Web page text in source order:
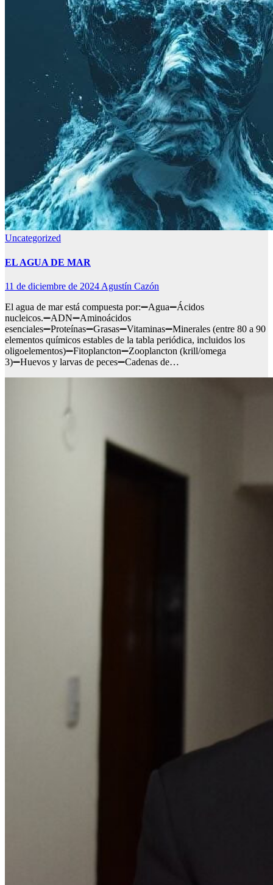
Uncategorized
EL AGUA DE MAR
11 de diciembre de 2024 Agustín Cazón
El agua de mar está compuesta por:➖Agua➖Ácidos
nucleicos.➖ADN➖Aminoácidos
esenciales➖Proteínas➖Grasas➖Vitaminas➖Minerales (entre 80 a 90
elementos químicos estables de la tabla periódica, incluidos los
oligoelementos)➖Fitoplancton➖Zooplancton (krill/omega
3)➖Huevos y larvas de peces➖Cadenas de…